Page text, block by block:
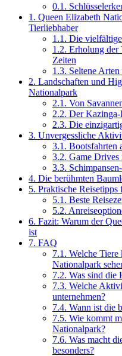
0.1.
1. Queen Elizabeth
Tierliebhaber
1.1. Die
1.2. Erholung der
Zeiten
1.3. Seltene
2. Landschaften und
Nationalpark
2.1. Von
2.2. Der Kazinga-
2.3. Die
3. Unvergessliche
3.1. Bootsfahrten
3.2. Game Drives
3.3.
4. Die berühmten
5. Praktische Reisetipps
5.1. Beste
5.2.
6. Fazit: Warum der
ist
7. FAQ
7.1. Welche Tiere
Nationalpark
7.2. Was sind die
7.3. Welche
unternehmen?
7.4. Wann ist die
7.5. Wie kommt
Nationalpark?
7.6. Was macht
besonders?